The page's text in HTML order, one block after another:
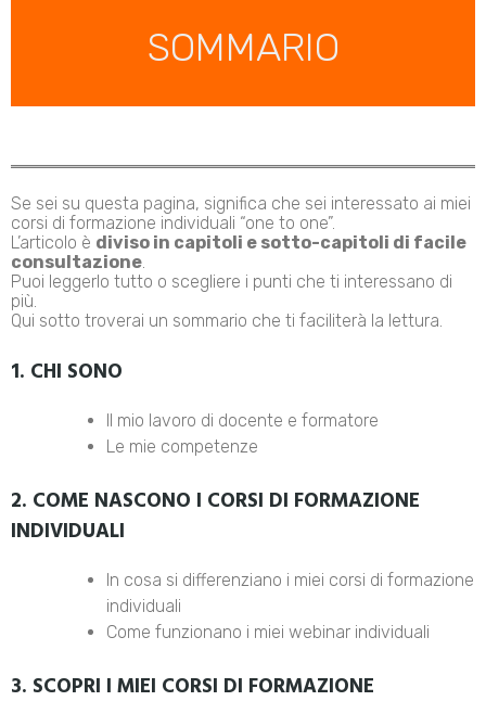
SOMMARIO
Se sei su questa pagina, significa che sei interessato ai miei
corsi di formazione individuali “one to one”.
L’articolo è diviso in capitoli e sotto-capitoli di facile
consultazione.
Puoi leggerlo tutto o scegliere i punti che ti interessano di
più.
Qui sotto troverai un sommario che ti faciliterà la lettura.
1. CHI SONO
Il mio lavoro di docente e formatore
Le mie competenze
2. COME NASCONO I CORSI DI FORMAZIONE
INDIVIDUALI
In cosa si differenziano i miei corsi di formazione
individuali
Come funzionano i miei webinar individuali
3. SCOPRI I MIEI CORSI DI FORMAZIONE